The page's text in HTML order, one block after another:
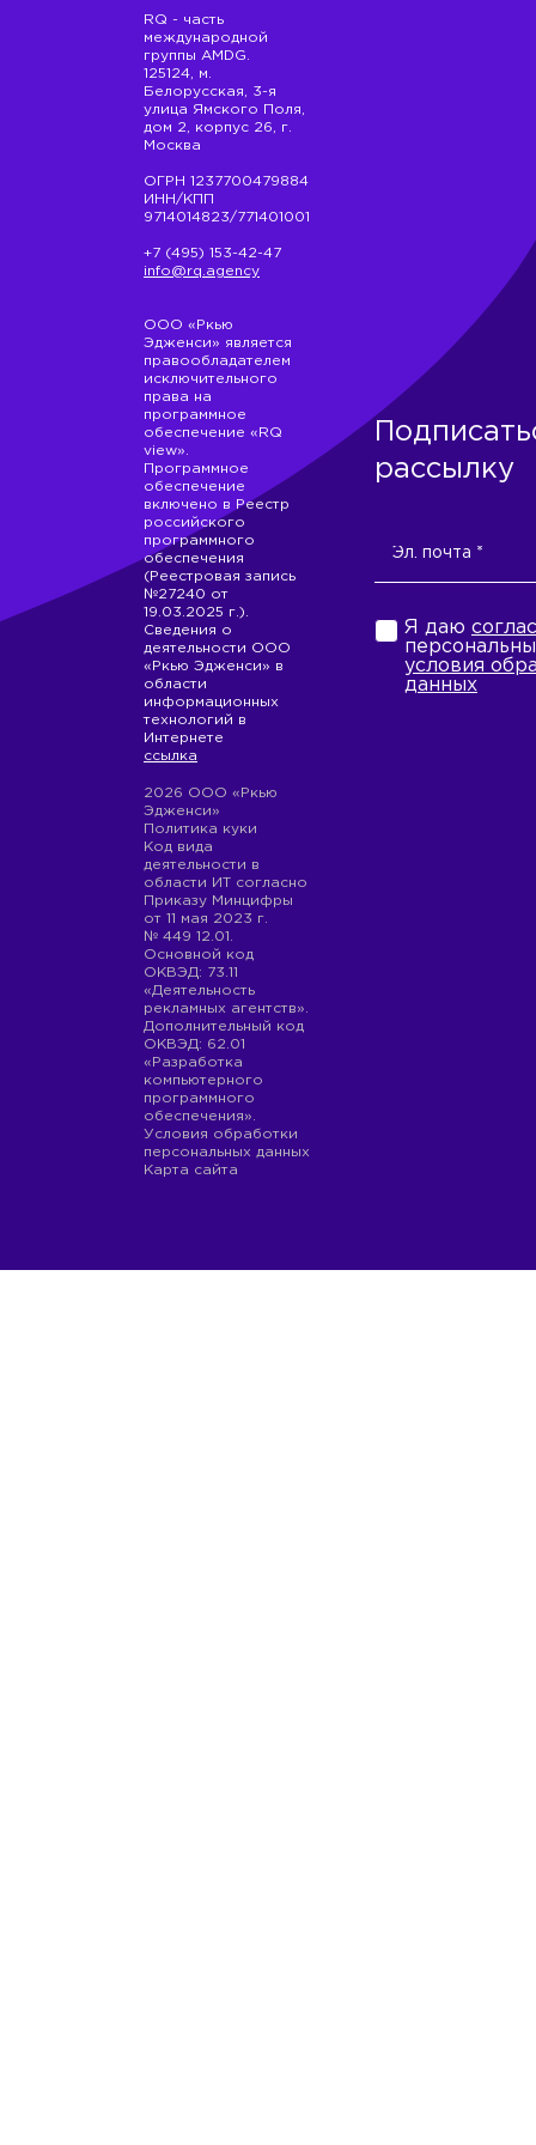
RQ - часть
международной
группы AMDG.
125124, м.
Белорусская, 3-я
улица Ямского Поля,
дом 2, корпус 26, г.
Москва
ОГРН 1237700479884
ИНН/КПП
9714014823/771401001
+7 (495) 153-42-47
info@rq.agency
ООО «Ркью
Эдженси» является
правообладателем
исключительного
права на
программное
обеспечение «RQ
view».
Программное
обеспечение
включено в Реестр
российского
программного
обеспечения
(Реестровая запись
№27240 от
19.03.2025 г.).
Сведения о
деятельности ООО
«Ркью Эдженси» в
области
информационных
технологий в
Интернете
ссылка
2026 ООО «Ркью
Эдженси»
Политика куки
Код вида
деятельности в
области ИТ согласно
Приказу Минцифры
от 11 мая 2023 г.
№ 449 12.01.
Основной код
ОКВЭД: 73.11
«Деятельность
рекламных агентств».
Дополнительный код
ОКВЭД: 62.01
«Разработка
компьютерного
программного
обеспечения».
Условия обработки
персональных данных
Карта сайта
рассылку
Я даю
условия
данных